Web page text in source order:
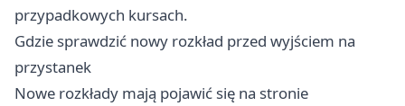
przypadkowych kursach.
Gdzie sprawdzić nowy rozkład przed wyjściem na
przystanek
Nowe rozkłady mają pojawić się na stronie